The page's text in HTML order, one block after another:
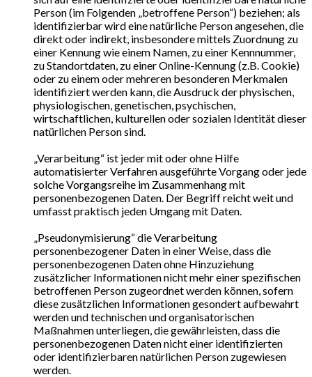
Person (im Folgenden „betroffene Person“) beziehen; als
identifizierbar wird eine natürliche Person angesehen, die
direkt oder indirekt, insbesondere mittels Zuordnung zu
einer Kennung wie einem Namen, zu einer Kennnummer,
zu Standortdaten, zu einer Online-Kennung (z.B. Cookie)
oder zu einem oder mehreren besonderen Merkmalen
identifiziert werden kann, die Ausdruck der physischen,
physiologischen, genetischen, psychischen,
wirtschaftlichen, kulturellen oder sozialen Identität dieser
natürlichen Person sind.
„Verarbeitung“ ist jeder mit oder ohne Hilfe
automatisierter Verfahren ausgeführte Vorgang oder jede
solche Vorgangsreihe im Zusammenhang mit
personenbezogenen Daten. Der Begriff reicht weit und
umfasst praktisch jeden Umgang mit Daten.
„Pseudonymisierung“ die Verarbeitung
personenbezogener Daten in einer Weise, dass die
personenbezogenen Daten ohne Hinzuziehung
zusätzlicher Informationen nicht mehr einer spezifischen
betroffenen Person zugeordnet werden können, sofern
diese zusätzlichen Informationen gesondert aufbewahrt
werden und technischen und organisatorischen
Maßnahmen unterliegen, die gewährleisten, dass die
personenbezogenen Daten nicht einer identifizierten
oder identifizierbaren natürlichen Person zugewiesen
werden.